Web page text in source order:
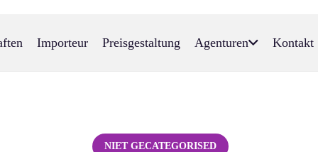
Importeur Preisgestaltung Agenturen Kontakt
NIET GECATEGORISED